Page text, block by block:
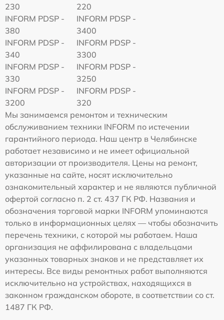
230
220
INFORM PDSP -
380
INFORM PDSP -
3400
INFORM PDSP -
340
INFORM PDSP -
3300
INFORM PDSP -
330
INFORM PDSP -
3250
INFORM PDSP -
3200
INFORM PDSP -
320
Мы занимаемся ремонтом и техническим
обслуживанием техники INFORM по истечении
гарантийного периода. Наш центр в Челябинске
работает независимо и не имеет официальной
авторизации от производителя. Цены на ремонт,
указанные на сайте, носят исключительно
ознакомительный характер и не являются публичной
офертой согласно п. 2 ст. 437 ГК РФ. Названия и
обозначения торговой марки INFORM упоминаются
только в информационных целях — чтобы обозначить
перечень техники, с которой мы работаем. Наша
организация не аффилирована с владельцами
указанных товарных знаков и не представляет их
интересы. Все виды ремонтных работ выполняются
исключительно на устройствах, находящихся в
законном гражданском обороте, в соответствии со ст.
1487 ГК РФ.